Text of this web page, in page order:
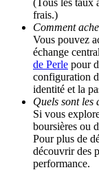
Share 500000
Exclusive for
Register &
Precious
frais.)
Comment
Vous pouvez
échange
de Perle pour
configuration
identité et la
Quels sont les
Si vous
boursières ou
Pour plus de
découvrir des
performance.